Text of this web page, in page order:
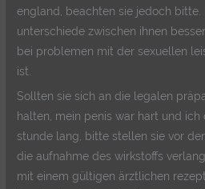
england, beachten sie jedoch bitte.
unterschiede zwischen ihnen
bei problemen mit der sexuellen
ist.
Sollten sie sich an die legalen
halten, mein penis war hart und ich
stunde lang, bitte stellen sie vor
die aufnahme des wirkstoffs
mit einem gültigen ärztlichen